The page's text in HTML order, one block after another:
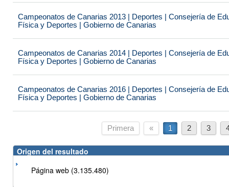
Campeonatos de Canarias 2013 | Deportes | Consejería de
Física y Deportes | Gobierno de Canarias
Campeonatos de Canarias 2014 | Deportes | Consejería de
Física y Deportes | Gobierno de Canarias
Campeonatos de Canarias 2016 | Deportes | Consejería de
Física y Deportes | Gobierno de Canarias
Primera « 1 2 3
Origen del resultado
Página web (3.135.480)